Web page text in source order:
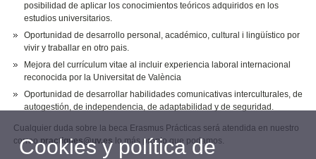
posibilidad de aplicar los conocimientos teóricos adquiridos en los
estudios universitarios.
Oportunidad de desarrollo personal, académico, cultural i lingüístico por
vivir y traballar en otro pais.
Mejora del currículum vitae al incluir experiencia laboral internacional
reconocida por la Universitat de València
Oportunidad de desarrollar habilidades comunicativas interculturales, de
autogestión, de independencia, de adaptabilidad y de seguridad.
Cualquier duda sobre la beca Erasmus Prácticas será atendida en nuestro
correopractiques@uv.es lo más pronto que podamos.
Cookies y política de